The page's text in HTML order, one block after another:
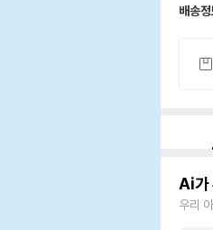
배송정
Ai가
우리